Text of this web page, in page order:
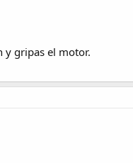
y gripas el motor.